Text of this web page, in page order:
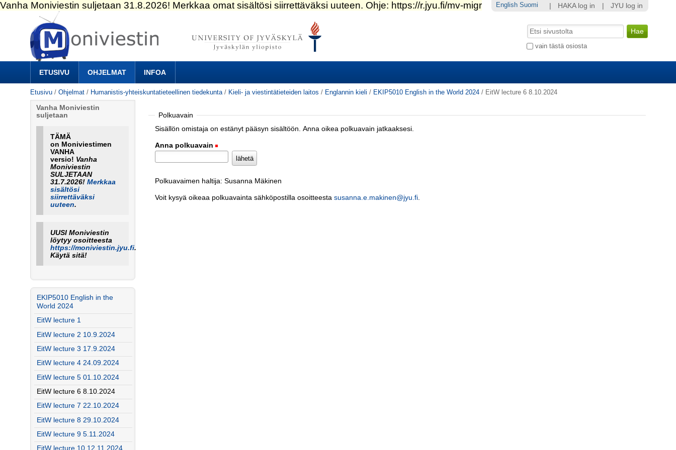
Siirry
sisältöön.
|
Siirry
navigointiin
ETUSIVU OHJELMAT INFOA
Hae
vain tästä osiosta
Laajennettu
Etusivu /Ohjelmat / Humanistis-yhteiskuntatieteellinen tiedekunta / Kieli- ja viestintätieteiden laitos / Englannin kieli / EKIP5010 English in the World 2024 / EitW lecture 6 8.10.2024
Polkuavain
Sisällön omistaja on estänyt pääsyn sisältöön. Anna oikea polkuavain jatkaaksesi.
Anna polkuavain
Polkuavaimen haltija: Susanna Mäkinen
Voit kysyä oikeaa polkuavainta sähköpostilla osoitteestasusanna.e.makinen@jyu.fi.
Vanha Moniviestin
suljetaan
TÄMÄ
on Moniviestimen
VANHA
versio! Vanha
Moniviestin
SULJETAAN
31.7.2026! Merkkaa
sisältösi
siirrettäväksi
uuteen.
UUSI Moniviestin
löytyy osoitteesta
https://moniviestin.jyu.fi.
Käytä sitä!
EKIP5010 English in the
World 2024
EitW lecture 1
EitW lecture 2 10.9.2024
EitW lecture 3 17.9.2024
EitW lecture 4 24.09.2024
EitW lecture 5 01.10.2024
EitW lecture 6 8.10.2024
EitW lecture 7 22.10.2024
EitW lecture 8 29.10.2024
EitW lecture 9 5.11.2024
EitW lecture 10 12.11.2024
HAKA log in JYU log in
English Suomi